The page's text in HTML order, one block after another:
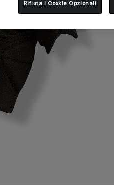
Rifiuta i Cookie Opzionali